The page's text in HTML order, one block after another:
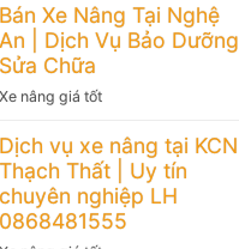
Bán Xe Nâng Tại Nghệ
An | Dịch Vụ Bảo Dưỡng
Sửa Chữa
Xe nâng giá tốt
Dịch vụ xe nâng tại KCN
Thạch Thất | Uy tín
chuyên nghiệp LH
0868481555